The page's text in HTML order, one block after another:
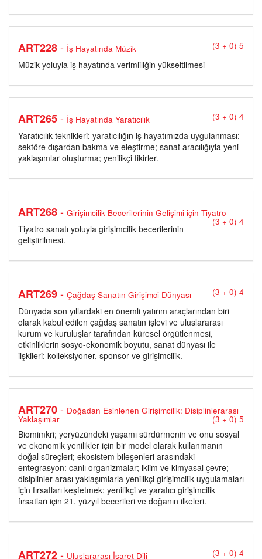
ART228- İş Hayatında Müzik (3 + 0) 5
Müzik yoluyla iş hayatında verimliliğin yükseltilmesi
ART265- İş Hayatında Yaratıcılık (3 + 0) 4
Yaratıcılık teknikleri; yaratıcılığın iş hayatımızda uygulanması;
sektöre dışardan bakma ve eleştirme; sanat aracılığıyla yeni
yaklaşımlar oluşturma; yenilikçi fikirler.
ART268- Girişimcilik Becerilerinin Gelişimi için Tiyatro
(3 + 0) 4
Tiyatro sanatı yoluyla girişimcilik becerilerinin
geliştirilmesi.
ART269- Çağdaş Sanatın Girişimci Dünyası (3 + 0) 4
Dünyada son yıllardaki en önemli yatırım araçlarından biri
olarak kabul edilen çağdaş sanatın işlevi ve uluslararası
kurum ve kuruluşlar tarafından küresel örgütlenmesi,
etkinliklerin sosyo-ekonomik boyutu, sanat dünyası ile
ilşkileri: kolleksiyoner, sponsor ve girişimcilik.
ART270- Doğadan Esinlenen Girişimcilik: Disiplinlerarası
Yaklaşımlar (3 + 0) 5
Biomimkri; yeryüzündeki yaşamı sürdürmenin ve onu sosyal
ve ekonomik yenilikler için bir model olarak kullanmanın
doğal süreçleri; ekosistem bileşenleri arasındaki
entegrasyon: canlı organizmalar; iklim ve kimyasal çevre;
disiplinler arası yaklaşımlarla yenilikçi girişimcilik uygulamaları
için fırsatları keşfetmek; yenilikçi ve yaratıcı girişimcilik
fırsatları için 21. yüzyıl becerileri ve doğanın ilkeleri.
ART272- Uluslararası İşaret Dili (3 + 0) 4